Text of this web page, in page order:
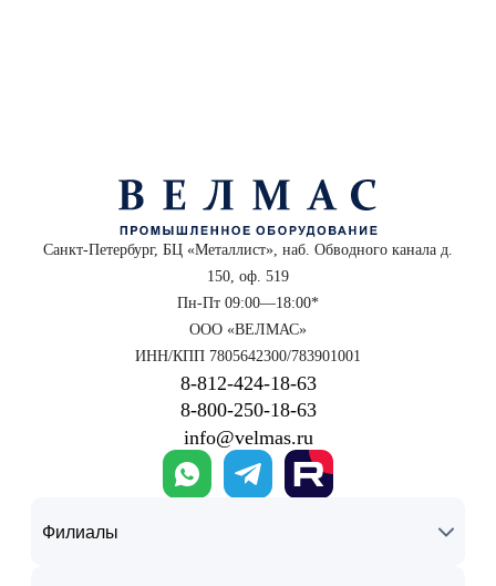
Санкт-Петербург, БЦ «Металлист», наб. Обводного канала д.
150, оф. 519
Пн-Пт 09:00—18:00*
ООО «ВЕЛМАС»
ИНН/КПП 7805642300/783901001
8‑812‑424‑18‑63
8‑800‑250‑18‑63
info@velmas.ru
Филиалы